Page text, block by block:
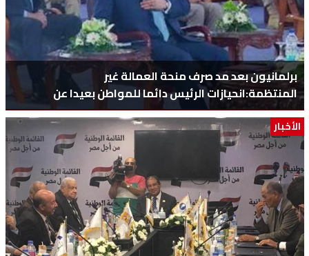
برلمانيون بعد مد صرف منحة العمالة غير
المنتظمة:انحيازات الرئيس دائما للمواطن بعيدا عن
الشعارات المزيفة
الأخبار